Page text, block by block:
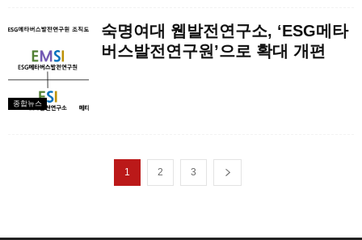
종합뉴스
숙명여대 웹발전연구소, ‘ESG메타
버스발전연구원’으로 확대 개편
1 2 3